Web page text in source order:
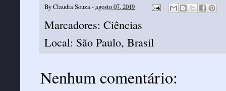
ByClaudia Souza-agosto 07, 2019
Marcadores: Ciências
Local: São Paulo, Brasil
Nenhum comentário: